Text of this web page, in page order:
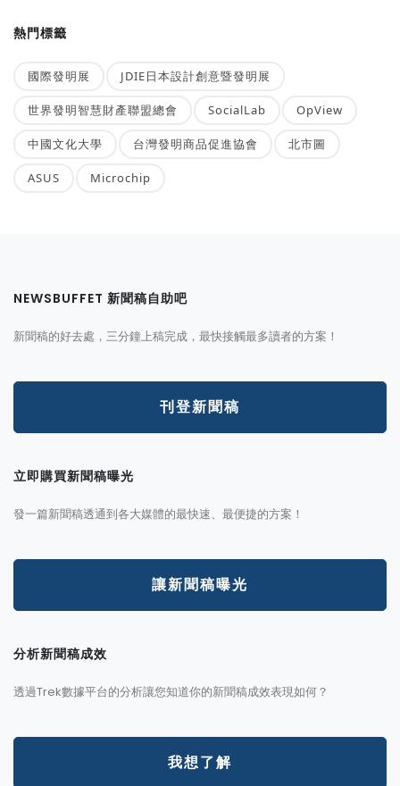
熱門標籤
國際發明展 JDIE日本設計創意暨發明展
世界發明智慧財產聯盟總會 SocialLab OpView
中國文化大學 台灣發明商品促進協會 北市圖
ASUS Microchip
NEWSBUFFET 新聞稿自助吧
新聞稿的好去處，三分鐘上稿完成，最快接觸最多讀者的方案！
刊登新聞稿
立即購買新聞稿曝光
發一篇新聞稿透通到各大媒體的最快速、最便捷的方案！
讓新聞稿曝光
分析新聞稿成效
透過Trek數據平台的分析讓您知道你的新聞稿成效表現如何？
我想了解